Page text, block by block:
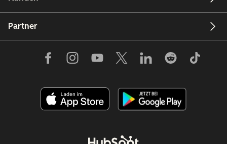
Partner